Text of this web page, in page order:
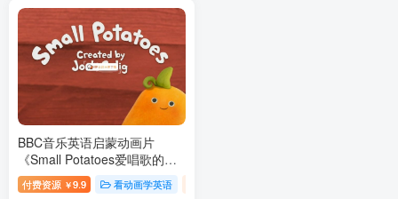
BBC音乐英语启蒙动画片
《Small Potatoes爱唱歌的小
土豆》全26集 百度网盘下载
付费资源 ￥9.9 看动画学英语